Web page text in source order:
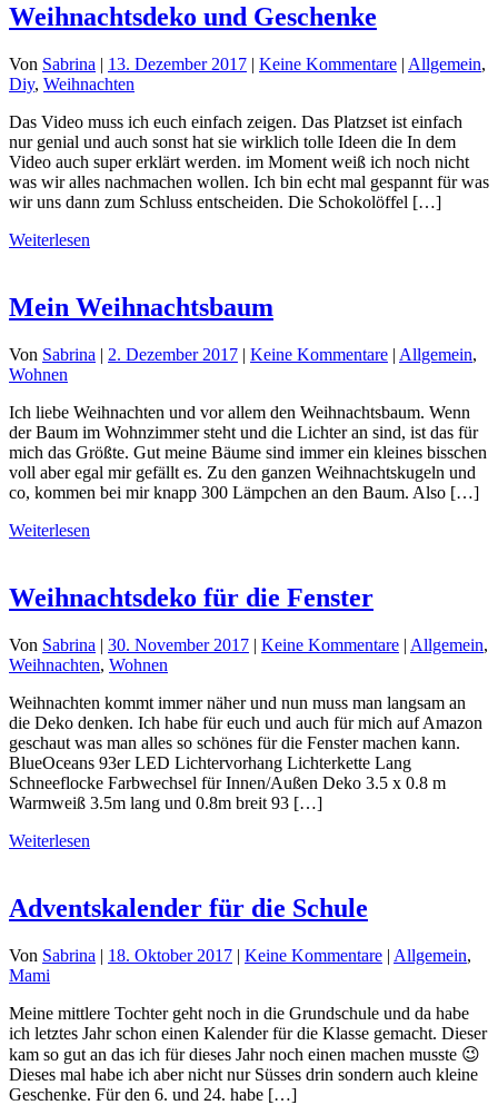
Weihnachtsdeko und Geschenke
Von Sabrina | 13. Dezember 2017 | Keine Kommentare | Allgemein,
Diy, Weihnachten
Das Video muss ich euch einfach zeigen. Das Platzset ist einfach
nur genial und auch sonst hat sie wirklich tolle Ideen die In dem
Video auch super erklärt werden. im Moment weiß ich noch nicht
was wir alles nachmachen wollen. Ich bin echt mal gespannt für was
wir uns dann zum Schluss entscheiden. Die Schokolöffel […]
Weiterlesen
Mein Weihnachtsbaum
Von Sabrina | 2. Dezember 2017 | Keine Kommentare | Allgemein,
Wohnen
Ich liebe Weihnachten und vor allem den Weihnachtsbaum. Wenn
der Baum im Wohnzimmer steht und die Lichter an sind, ist das für
mich das Größte. Gut meine Bäume sind immer ein kleines bisschen
voll aber egal mir gefällt es. Zu den ganzen Weihnachtskugeln und
co, kommen bei mir knapp 300 Lämpchen an den Baum. Also […]
Weiterlesen
Weihnachtsdeko für die Fenster
Von Sabrina | 30. November 2017 | Keine Kommentare | Allgemein,
Weihnachten, Wohnen
Weihnachten kommt immer näher und nun muss man langsam an
die Deko denken. Ich habe für euch und auch für mich auf Amazon
geschaut was man alles so schönes für die Fenster machen kann.
BlueOceans 93er LED Lichtervorhang Lichterkette Lang
Schneeflocke Farbwechsel für Innen/Außen Deko 3.5 x 0.8 m
Warmweiß 3.5m lang und 0.8m breit 93 […]
Weiterlesen
Adventskalender für die Schule
Von Sabrina | 18. Oktober 2017 | Keine Kommentare | Allgemein,
Mami
Meine mittlere Tochter geht noch in die Grundschule und da habe
ich letztes Jahr schon einen Kalender für die Klasse gemacht. Dieser
kam so gut an das ich für dieses Jahr noch einen machen musste 😉
Dieses mal habe ich aber nicht nur Süsses drin sondern auch kleine
Geschenke. Für den 6. und 24. habe […]